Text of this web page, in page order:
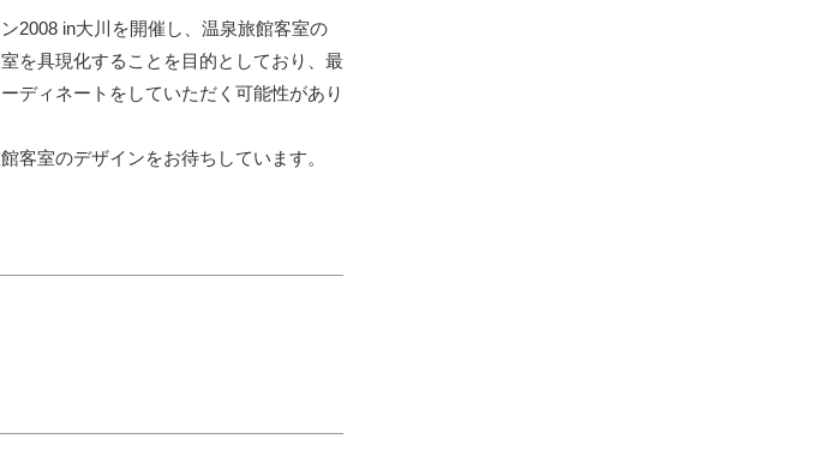
2008 in大川を開催し、温泉旅館客室の
を具現化することを目的としており、最
ディネートをしていただく可能性があり
室のデザインをお待ちしています。